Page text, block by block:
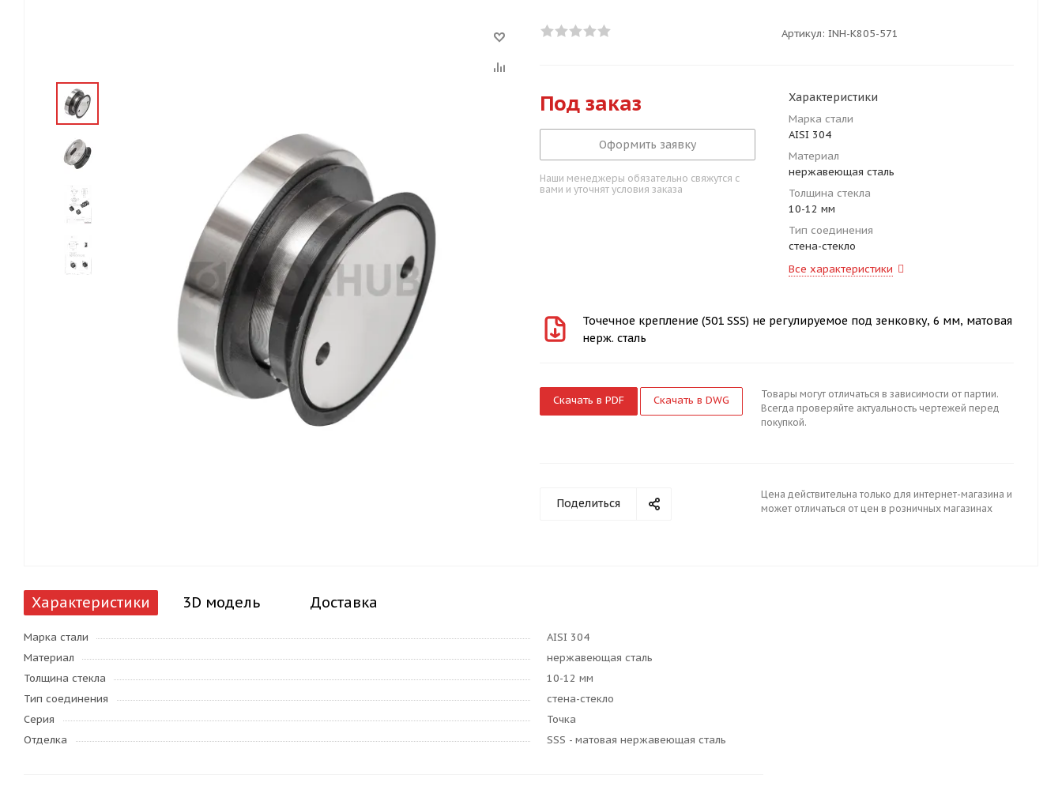
Артикул: INH-K805-571
Под заказ
Оформить заявку
Наши менеджеры обязательно свяжутся с
вами и уточнят условия заказа
Характеристики
Марка стали
AISI 304
Материал
нержавеющая сталь
Толщина стекла
10-12 мм
Тип соединения
стена-стекло
Все характеристики
Точечное крепление (501 SSS) не регулируемое под зенковку, 6 мм, матовая
нерж. сталь
Скачать в PDF Скачать в DWG
Товары могут отличаться в зависимости от партии.
Всегда проверяйте актуальность чертежей перед
покупкой.
Поделиться
Цена действительна только для интернет-магазина и
может отличаться от цен в розничных магазинах
Характеристики 3D модель Доставка
Марка стали
AISI 304
Материал
нержавеющая сталь
Толщина стекла
10-12 мм
Тип соединения
стена-стекло
Серия
Точка
Отделка
SSS - матовая нержавеющая сталь